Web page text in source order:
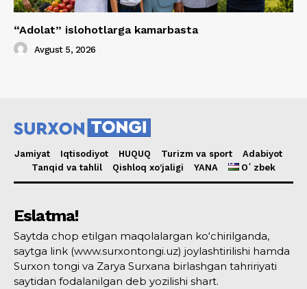
“Adolat” islohotlarga kamarbasta
Avgust 5, 2026
Jamiyat Iqtisodiyot HUQUQ Turizm va sport
Adabiyot
Tanqid va tahlil
Qishloq xo’jaligi YANA Oʻzbek
Eslatma!
Saytda chop etilgan maqolalargan ko‘chirilganda,
saytga link (www.surxontongi.uz) joylashtirilishi hamda
Surxon tongi va Zarya Surxana birlashgan tahririyati
saytidan fodalanilgan deb yozilishi shart.